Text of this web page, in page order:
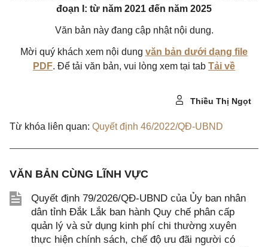
đoạn I: từ năm 2021 đến năm 2025
Văn bản này đang cập nhật nội dung.
Mời quý khách xem nội dung văn bản dưới dạng file
PDF. Để tải văn bản, vui lòng xem tại tab Tải về
Thiều Thị Ngọt
Từ khóa liên quan: Quyết định 46/2022/QĐ-UBND
VĂN BẢN CÙNG LĨNH VỰC
Quyết định 79/2026/QĐ-UBND của Ủy ban nhân
dân tỉnh Đắk Lắk ban hành Quy chế phân cấp
quản lý và sử dụng kinh phí chi thường xuyên
thực hiện chính sách, chế độ ưu đãi người có